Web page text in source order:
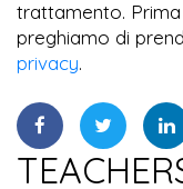
trattamento.
preghiamo di
privacy.